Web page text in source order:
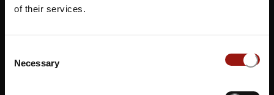
of their services.
Selection
Necessary
talentierten Darstellern mit bekannten Songs und
harmonische Verbindung schafft ein magisches Erlebnis,
musikalischer Unterhaltung vereint.